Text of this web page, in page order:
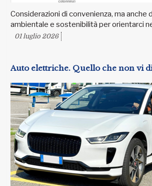
Considerazioni di convenienza, ma anche
ambientale e sostenibilità per orientarci
01 luglio 2026
Auto elettriche. Quello che non vi